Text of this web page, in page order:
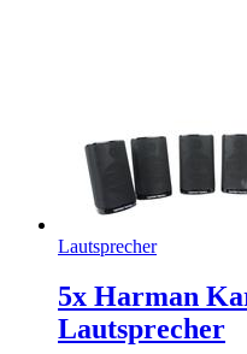
Lautsprecher
5x Harman
Lautsprecher